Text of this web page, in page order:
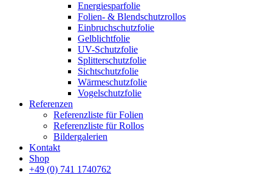
Energiesparfolie
Folien- & Blendschutzrollos
Einbruchschutzfolie
Gelblichtfolie
UV-Schutzfolie
Splitterschutzfolie
Sichtschutzfolie
Wärmeschutzfolie
Vogelschutzfolie
Referenzen
Referenzliste für Folien
Referenzliste für Rollos
Bildergalerien
Kontakt
Shop
+49 (0) 741 1740762